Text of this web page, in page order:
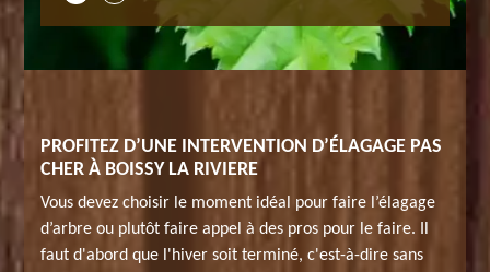
PROFITEZ D’UNE INTERVENTION D’ÉLAGAGE PAS
CHER À BOISSY LA RIVIERE
Vous devez choisir le moment idéal pour faire l’élagage
d’arbre ou plutôt faire appel à des pros pour le faire. Il
faut d'abord que l'hiver soit terminé, c'est-à-dire sans